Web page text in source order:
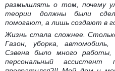
размышлять о том, почему
теории должны были
помогают, а лишь создают в
Жизнь стала сложнее.
Газон, уборка, автомобиль,
Сэвена было много
персональный